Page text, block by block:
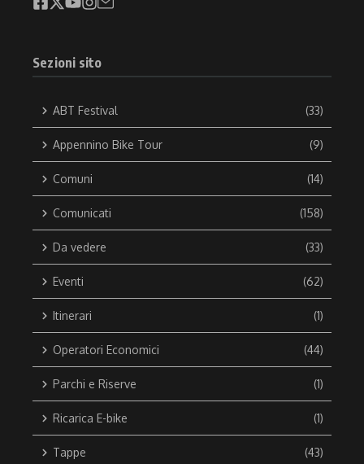
Sezioni sito
ABT Festival (33)
Appennino Bike Tour (9)
Comuni (14)
Comunicati (158)
Da vedere (33)
Eventi (62)
Itinerari (1)
Operatori Economici (44)
Parchi e Riserve (1)
Ricarica E-bike (1)
Tappe (43)